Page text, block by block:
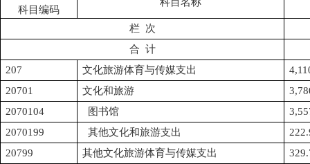
科目编码
科目名称
栏次
合 计
207
文化旅游体育与传媒支出
20701
文化和旅游
2070104
图书馆
2070199
其他文化和旅游支出
20799
其他文化旅游体育与传媒支出